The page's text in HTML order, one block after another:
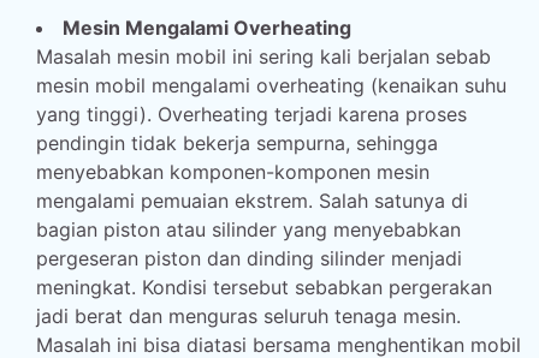
Mesin Mengalami Overheating
Masalah mesin mobil ini sering kali berjalan sebab
mesin mobil mengalami overheating (kenaikan suhu
yang tinggi). Overheating terjadi karena proses
pendingin tidak bekerja sempurna, sehingga
menyebabkan komponen-komponen mesin
mengalami pemuaian ekstrem. Salah satunya di
bagian piston atau silinder yang menyebabkan
pergeseran piston dan dinding silinder menjadi
meningkat. Kondisi tersebut sebabkan pergerakan
jadi berat dan menguras seluruh tenaga mesin.
Masalah ini bisa diatasi bersama menghentikan mobil